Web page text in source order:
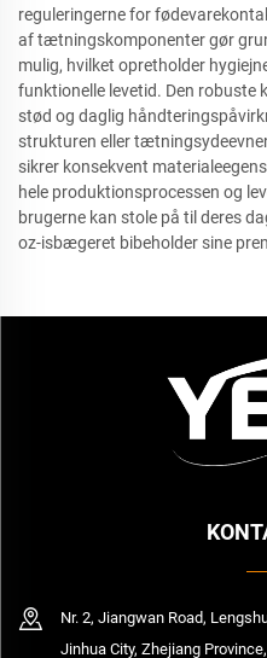
reguleringerne for
af tætningskomponenter gør
mulig, hvilket opretholder
funktionelle levetid. Den
stød og daglig
strukturen eller
sikrer konsekvent
hele produktionsprocessen og
brugerne kan stole på til deres
oz-isbægeret bibeholder sine
Nr. 2, Jiangwan Road,
Jinhua City, Zhejiang